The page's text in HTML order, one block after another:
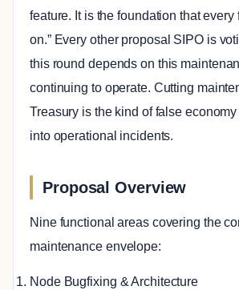
feature. It is the foundation that
on.” Every other proposal SIPO is
this round depends on this
continuing to operate. Cutting
Treasury is the kind of false
into operational incidents.
Proposal Overview
Nine functional areas covering the
maintenance envelope:
Node Bugfixing & Architecture